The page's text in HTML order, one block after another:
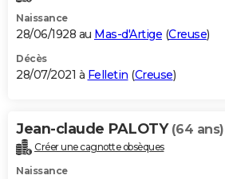
Naissance
28/06/1928 au Mas-d'Artige (Creuse)
Décès
28/07/2021 à Felletin (Creuse)
Jean-claude PALOTY (64 ans)
Créer une cagnotte obsèques
Naissance